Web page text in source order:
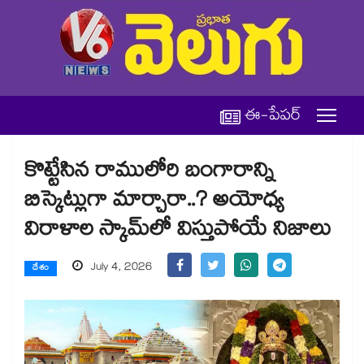
ఈ-పేపర్
కొట్టేసిన రాములోరి బంగారాన్ని
బిస్కెట్లుగా మార్చారా..? అయోధ్య
విరాళాల స్కామ్‎లో విస్తుపోయే నిజాలు
దేశం July 4, 2026